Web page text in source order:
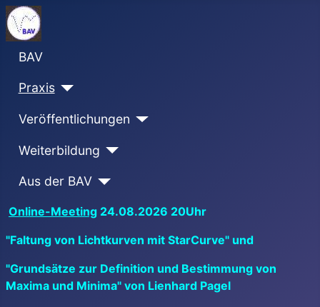
BAV
Praxis
Veröffentlichungen
Weiterbildung
Aus der BAV
Online-Meeting 24.08.2026 20Uhr
"Faltung von Lichtkurven mit StarCurve" und
"Grundsätze zur Definition und Bestimmung von
Maxima und Minima" von Lienhard Pagel